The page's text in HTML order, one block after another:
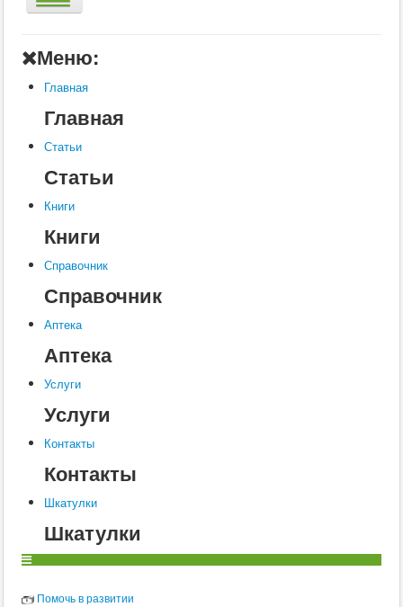
Книги
Услуги
Контакты
Шкатулки
Меню:
Главная
Главная
Статьи
Статьи
Книги
Книги
Справочник
Справочник
Аптека
Аптека
Услуги
Услуги
Контакты
Контакты
Шкатулки
Шкатулки
Помочь в развитии